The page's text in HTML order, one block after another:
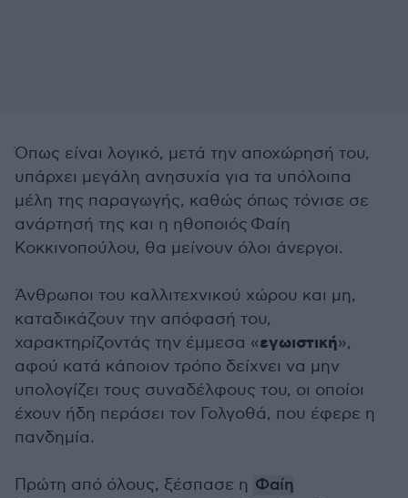
Όπως είναι λογικό, μετά την αποχώρησή του,
υπάρχει μεγάλη ανησυχία για τα υπόλοιπα
μέλη της παραγωγής, καθώς όπως τόνισε σε
ανάρτησή της και η ηθοποιός Φαίη
Κοκκινοπούλου, θα μείνουν όλοι άνεργοι.
Άνθρωποι του καλλιτεχνικού χώρου και μη,
καταδικάζουν την απόφασή του,
χαρακτηρίζοντάς την έμμεσα «εγωιστική»,
αφού κατά κάποιον τρόπο δείχνει να μην
υπολογίζει τους συναδέλφους του, οι οποίοι
έχουν ήδη περάσει τον Γολγοθά, που έφερε η
πανδημία.
Πρώτη από όλους, ξέσπασε η Φαίη